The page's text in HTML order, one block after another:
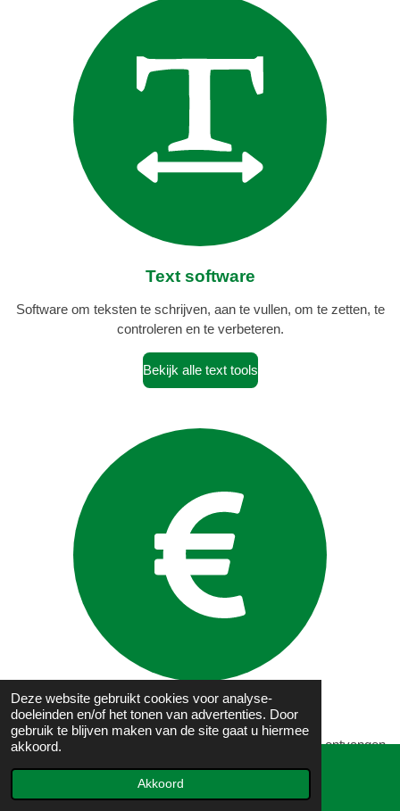
Deze website gebruikt cookies voor analyse-
doeleinden en/of het tonen van advertenties. Door
gebruik te blijven maken van de site gaat u hiermee
akkoord.
Akkoord
Text software
Software om teksten te schrijven, aan te vullen, om te zetten, te
controleren en te verbeteren.
Bekijk alle text tools
Transactie software
Software om transacties te voltooien en betalingen te ontvangen
Bekijk alle transactie tools
E-mailadres